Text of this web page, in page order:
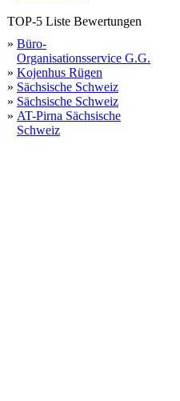
TOP-5 Liste Bewertungen
» Büro-
Organisationsservice G.G.
» Kojenhus Rügen
» Sächsische Schweiz
» Sächsische Schweiz
» AT-Pirna Sächsische
Schweiz